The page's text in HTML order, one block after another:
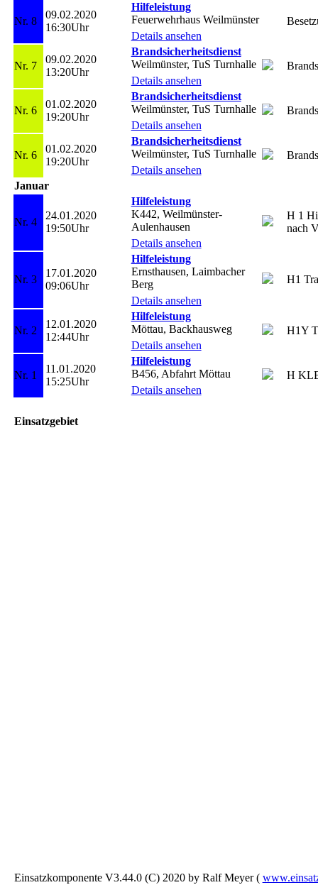
Nr. 8
09.02.2020
16:30Uhr
Hilfeleistung
Feuerwehrhaus Weilmünster
Details ansehen
Nr. 7
09.02.2020
13:20Uhr
Brandsicherheitsdienst
Weilmünster, TuS Turnhalle
Details ansehen
Nr. 6
01.02.2020
19:20Uhr
Brandsicherheitsdienst
Weilmünster, TuS Turnhalle
Details ansehen
Nr. 6
01.02.2020
19:20Uhr
Brandsicherheitsdienst
Weilmünster, TuS Turnhalle
Details ansehen
Januar
Nr. 4
24.01.2020
19:50Uhr
Hilfeleistung
K442, Weilmünster-
Aulenhausen
Details ansehen
H 1
nach
Nr. 3
17.01.2020
09:06Uhr
Hilfeleistung
Ernsthausen, Laimbacher
Berg
Details ansehen
H1
Nr. 2
12.01.2020
12:44Uhr
Hilfeleistung
Möttau, Backhausweg
Details ansehen
H1Y
Nr. 1
11.01.2020
15:25Uhr
Hilfeleistung
B456, Abfahrt Möttau
Details ansehen
H
Einsatzkomponente V3.44.0 (C) 2020 by Ralf Meyer (
Einsatzgebiet